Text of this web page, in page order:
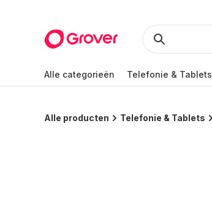
Alle categorieën Telefonie & Tablets
Alle producten Telefonie & Tablets